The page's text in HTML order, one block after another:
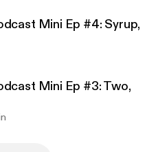
Mini Ep #4: Syrup,
Mini Ep #3: Two,